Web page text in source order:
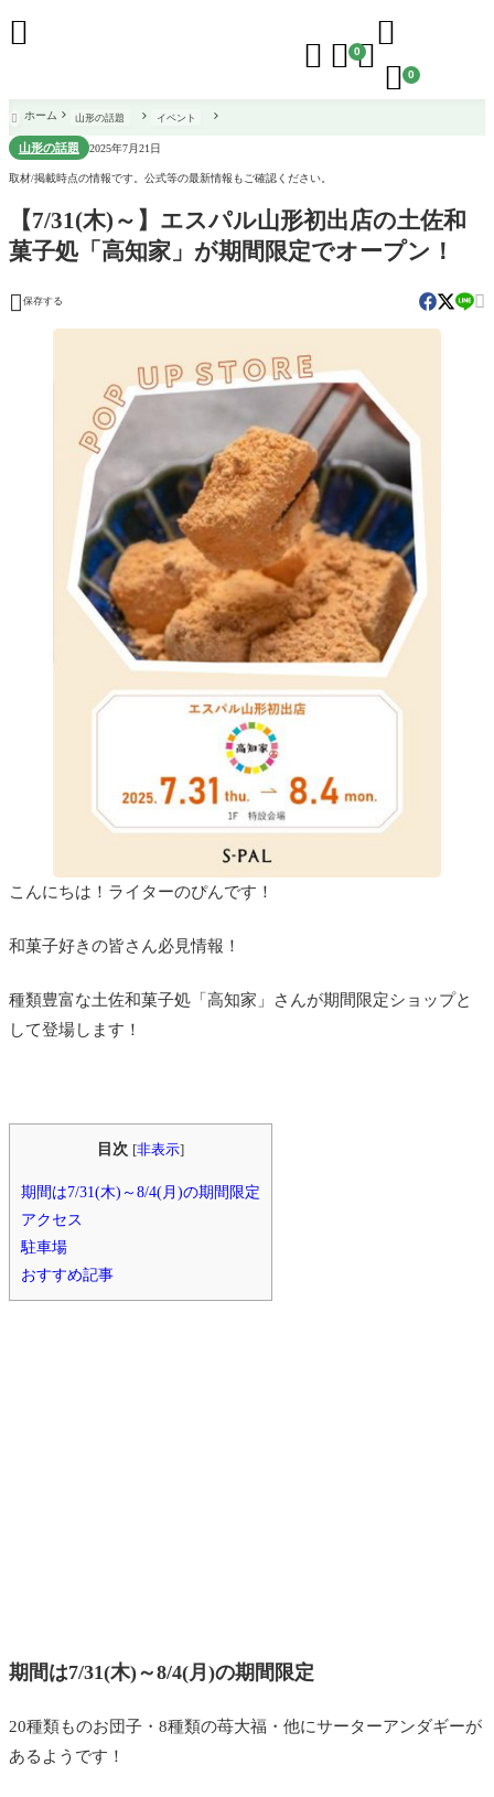
  0

 0

 ホーム 山形の話題 イベント
山形の話題 2025年7月21日
取材/掲載時点の情報です。公式等の最新情報もご確認ください。
【7/31(木)～】エスパル山形初出店の土佐和
菓子処「高知家」が期間限定でオープン！
 保存する 
こんにちは！ライターのぴんです！
和菓子好きの皆さん必見情報！
種類豊富な土佐和菓子処「高知家」さんが期間限定ショップと
して登場します！
目次 [非表示]
期間は7/31(木)～8/4(月)の期間限定
アクセス
駐車場
おすすめ記事
期間は7/31(木)～8/4(月)の期間限定
20種類ものお団子・8種類の苺大福・他にサーターアンダギーが
あるようです！